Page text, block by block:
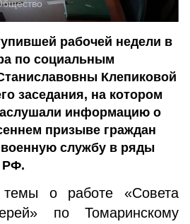
рабочей недели в
по социальным
Клепиковой
заседания, на котором
информацию о
призыве граждан
службу в ряды
РФ.
о работе «Совета
по Томаринскому